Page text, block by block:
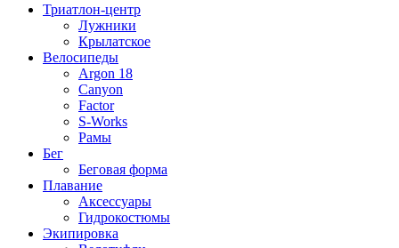
Триатлон-центр
Лужники
Крылатское
Велосипеды
Argon 18
Canyon
Factor
S-Works
Рамы
Бег
Беговая форма
Плавание
Аксессуары
Гидрокостюмы
Экипировка